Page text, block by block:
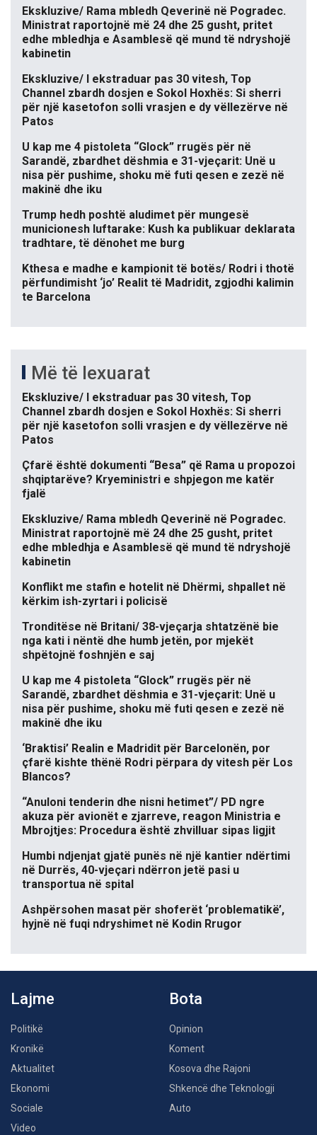
Ekskluzive/ Rama mbledh Qeverinë në Pogradec.
Ministrat raportojnë më 24 dhe 25 gusht, pritet
edhe mbledhja e Asamblesë që mund të ndryshojë
kabinetin
Ekskluzive/ I ekstraduar pas 30 vitesh, Top
Channel zbardh dosjen e Sokol Hoxhës: Si sherri
për një kasetofon solli vrasjen e dy vëllezërve në
Patos
U kap me 4 pistoleta “Glock” rrugës për në
Sarandë, zbardhet dëshmia e 31-vjeçarit: Unë u
nisa për pushime, shoku më futi qesen e zezë në
makinë dhe iku
Trump hedh poshtë aludimet për mungesë
municionesh luftarake: Kush ka publikuar deklarata
tradhtare, të dënohet me burg
Kthesa e madhe e kampionit të botës/ Rodri i thotë
përfundimisht ‘jo’ Realit të Madridit, zgjodhi kalimin
te Barcelona
Më të lexuarat
Ekskluzive/ I ekstraduar pas 30 vitesh, Top
Channel zbardh dosjen e Sokol Hoxhës: Si sherri
për një kasetofon solli vrasjen e dy vëllezërve në
Patos
Çfarë është dokumenti “Besa” që Rama u propozoi
shqiptarëve? Kryeministri e shpjegon me katër
fjalë
Ekskluzive/ Rama mbledh Qeverinë në Pogradec.
Ministrat raportojnë më 24 dhe 25 gusht, pritet
edhe mbledhja e Asamblesë që mund të ndryshojë
kabinetin
Konflikt me stafin e hotelit në Dhërmi, shpallet në
kërkim ish-zyrtari i policisë
Tronditëse në Britani/ 38-vjeçarja shtatzënë bie
nga kati i nëntë dhe humb jetën, por mjekët
shpëtojnë foshnjën e saj
U kap me 4 pistoleta “Glock” rrugës për në
Sarandë, zbardhet dëshmia e 31-vjeçarit: Unë u
nisa për pushime, shoku më futi qesen e zezë në
makinë dhe iku
‘Braktisi’ Realin e Madridit për Barcelonën, por
çfarë kishte thënë Rodri përpara dy vitesh për Los
Blancos?
“Anuloni tenderin dhe nisni hetimet”/ PD ngre
akuza për avionët e zjarreve, reagon Ministria e
Mbrojtjes: Procedura është zhvilluar sipas ligjit
Humbi ndjenjat gjatë punës në një kantier ndërtimi
në Durrës, 40-vjeçari ndërron jetë pasi u
transportua në spital
Ashpërsohen masat për shoferët ‘problematikë’,
hyjnë në fuqi ndryshimet në Kodin Rrugor
Lajme
Politikë
Kronikë
Aktualitet
Ekonomi
Sociale
Video
Bota
Opinion
Koment
Kosova dhe Rajoni
Shkencë dhe Teknologji
Auto